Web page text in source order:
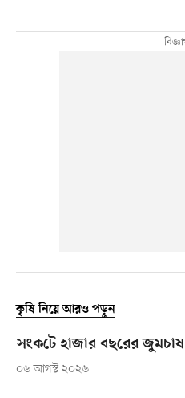
কৃষি নিয়ে আরও পড়ুন
সংকটে হাজার বছরের জুমচাষ
০৬ আগস্ট ২০২৬